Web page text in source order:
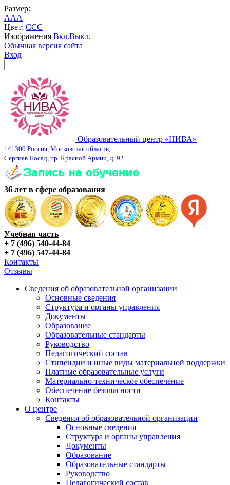
Размер:
AAA
Цвет: CCC
Изображения Вкл.Выкл.
Обычная версия сайта
Вход
Образовательный центр «НИВА»
141300 Россия, Московская область,
Сергиев Посад, пр. Красной Армии, д. 92
36 лет в сфере образования
Учебная часть
+ 7 (496) 540-44-84
+ 7 (496) 547-44-84
Контакты
Отзывы
Сведения об образовательной организации
Основные сведения
Структура и органы управления
Документы
Образование
Образовательные стандарты
Руководство
Педагогический состав
Стипендии и иные виды материальной поддержки
Платные образовательные услуги
Материально-техническое обеспечение
Обеспечение безопасности
Контакты
О центре
Сведения об образовательной организации
Основные сведения
Структура и органы управления
Документы
Образование
Образовательные стандарты
Руководство
Педагогический состав